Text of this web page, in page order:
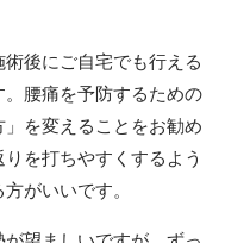
後にご自宅でも行える
腰痛を予防するための
を変えることをお勧め
を打ちやすくするよう
がいいです。